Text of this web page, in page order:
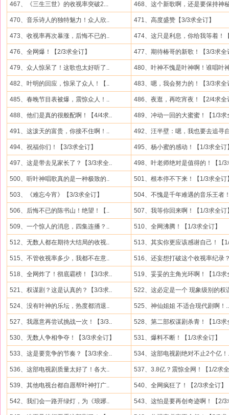
467、《三生三世》的收视率突破2... 468、这个新歌啊，还是要保持神
470、音乐诗人的独特魅力！众人欣.. 471、高度盛赞【3/3求全订】
473、收视率再次暴涨，后悔不已的.. 474、这只是利息，你给我等着！
476、全网爆！【2/3求全订】 477、期待椿哥的新歌！【3/3求全
479、众人惊呆了！这歌也太好听了.. 480、叶神不愧是叶神啊！谁唱叶
482、叶明的回应，惊呆了众人！【.. 483、嗯，我会努力的！【3/3求全
485、春晚节目表被爆，震惊众人！.. 486、夜逛，再吃宵夜！【2/4求全
488、他们是真的很般配啊！【4/4求.. 489、冲动一回的大蜜蜜！【1/3求
491、这泼天的富贵，你接不住啊！.. 492、汪半壁：嗯，我也要去追寻
494、祝福你们！【3/3求全订】 495、杨小蜜的感动！【1/3求全订
497、这是带去见家长了？【3/3求全.. 498、叶老师绝对是值得的！【1/3
500、听叶神唱歌真的是一种极致的.. 501、根本停不下来！【1/3求全订
503、《难忘今宵》【3/3求全订】 504、不愧是千年难遇的音乐王者
506、后悔不已的陈书山！绝望！【.. 507、我等你回来啊！【1/3求全订
509、一个惊人的消息，四集连播？.. 510、全网沸腾！【1/3求全订】
512、无数人都在期待大结局的收视.. 513、其实你更应该感谢自己！【
515、不管收视率多少，我都不在意.. 516、还妄想打破这个收视率纪录
518、全网炸了！彻底霸榜！【3/3求.. 519、妥妥的主角光环啊！【1/3求
521、权谋剧？这是认真的？【3/3求.. 522、这必定是一个 现象级别的权
524、没有叶神的乐坛，热度都消退.. 525、神仙姐姐 不适合现代剧啊！..
527、我愿意再尝试挑战一次！【3/3.. 528、第二部权谋剧杀青！【1/3求
530、无数人争相争夺！【3/3求全订】 531、爆料不断！【1/3求全订】
533、这是要竞争的节奏？【3/3求全.. 534、这部电视剧绝对不止2个亿！
536、这部电视剧质量太好了！各大.. 537、3.8亿？震惊全网！【1/2求
539、其他电视台都自愿帮叶神打广.. 540、全网疯狂了！【2/3求全订】
542、我们会一路开绿灯，为《琅琊.. 543、这怕是要再创奇迹啊！【2/3